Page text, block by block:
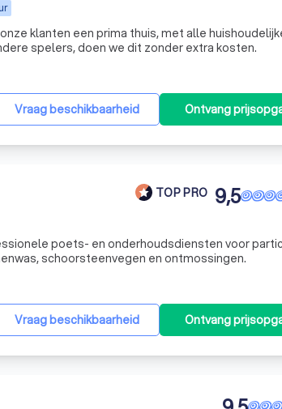
klanten een prima thuis, met alle
spelers, doen we dit zonder extra kosten.
Vraag beschikbaarheid Ontvang
TOP PRO 9,5
poets- en onderhoudsdiensten voor
schoorsteenvegen en ontmossingen.
Vraag beschikbaarheid Ontvang